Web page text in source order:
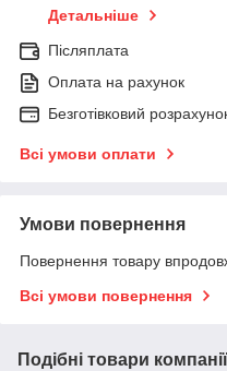
Детальніше
Післяплата
Оплата на рахунок
Безготівковий
Всі умови оплати
Умови повернення
Повернення товару
Всі умови повернення
Подібні товари компанії